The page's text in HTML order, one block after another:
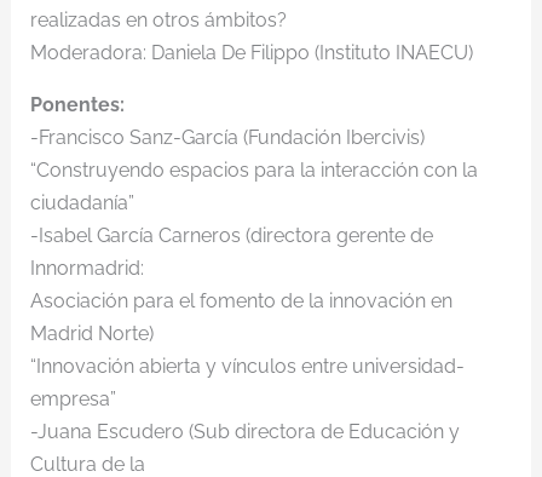
realizadas en otros ámbitos?
Moderadora: Daniela De Filippo (Instituto INAECU)
Ponentes:
-Francisco Sanz-García (Fundación Ibercivis)
“Construyendo espacios para la interacción con la
ciudadanía”
-Isabel García Carneros (directora gerente de
Innormadrid:
Asociación para el fomento de la innovación en
Madrid Norte)
“Innovación abierta y vínculos entre universidad-
empresa”
-Juana Escudero (Sub directora de Educación y
Cultura de la